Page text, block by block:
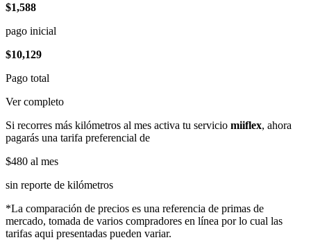
$1,588
pago inicial
$10,129
Pago total
Ver completo
Si recorres más kilómetros al mes activa tu servicio miiflex, ahora
pagarás una tarifa preferencial de
$480 al mes
sin reporte de kilómetros
*La comparación de precios es una referencia de primas de
mercado, tomada de varios compradores en línea por lo cual las
tarifas aqui presentadas pueden variar.